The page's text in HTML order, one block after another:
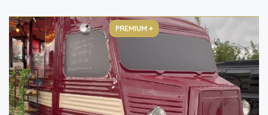
PREMIUM +